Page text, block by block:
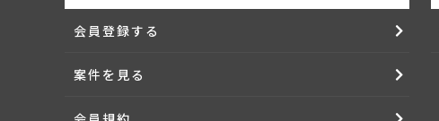
会員登録する
案件を見る